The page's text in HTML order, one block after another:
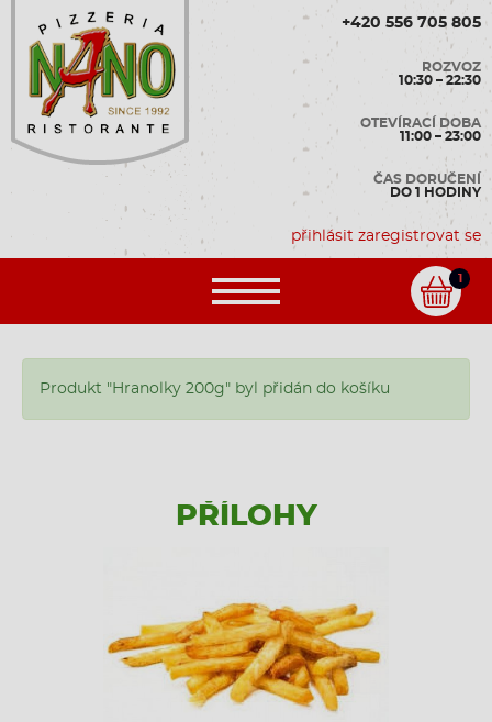
+420 556 705 805
ROZVOZ
10:30 – 22:30
OTEVÍRACÍ DOBA
11:00 – 23:00
ČAS DORUČENÍ
DO 1 HODINY
přihlásit zaregistrovat se
1
Produkt "Hranolky 200g" byl přidán do košíku
PŘÍLOHY